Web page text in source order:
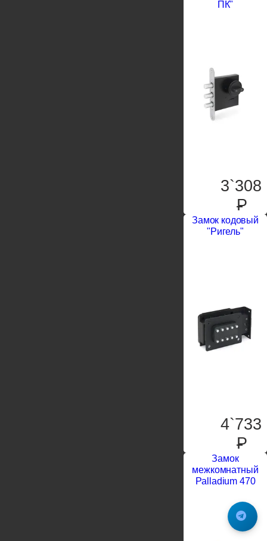
ПК"
3`308
P
Замок кодовый
"Ригель"
4`733
P
Замок
межкомнатный
Palladium 470